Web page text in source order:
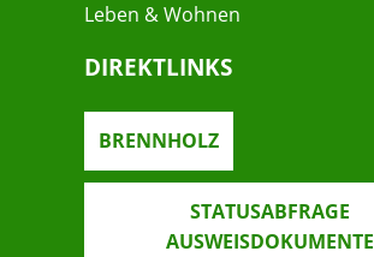
Leben & Wohnen
DIREKTLINKS
BRENNHOLZ
STATUSABFRAGE
AUSWEISDOKUMENTE